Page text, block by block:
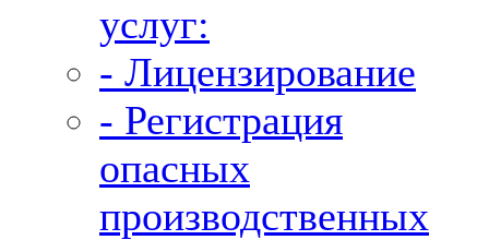
услуг:
- Лицензирование
- Регистрация
опасных
производственных